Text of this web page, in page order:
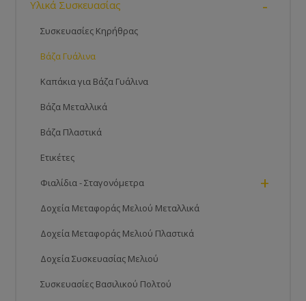
Υλικά Συσκευασίας -
Συσκευασίες Κηρήθρας
Βάζα Γυάλινα
Καπάκια για Βάζα Γυάλινα
Βάζα Μεταλλικά
Βάζα Πλαστικά
Ετικέτες
Φιαλίδια - Σταγονόμετρα +
Δοχεία Μεταφοράς Μελιού Μεταλλικά
Δοχεία Μεταφοράς Μελιού Πλαστικά
Δοχεία Συσκευασίας Μελιού
Συσκευασίες Βασιλικού Πολτού